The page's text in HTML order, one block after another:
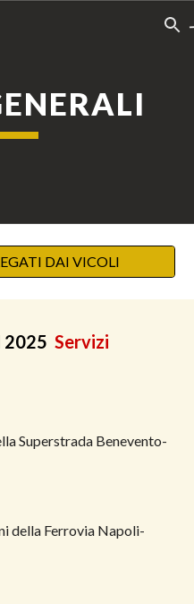
Skip to navigation
DAI VICOLI
2025Servizi
Superstrada Benevento-
della Ferrovia Napoli-